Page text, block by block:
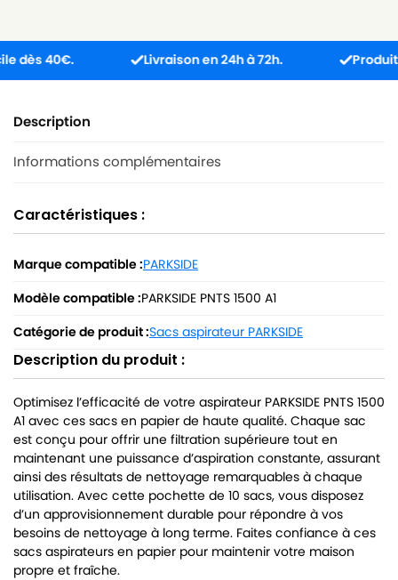
40€. Livraison en 24h à 72h. Produit
Description
Informations complémentaires
Caractéristiques :
Marque compatible :PARKSIDE
Modèle compatible :PARKSIDE PNTS 1500 A1
Catégorie de produit :Sacs aspirateur PARKSIDE
Description du produit :
Optimisez l’efficacité de votre aspirateur PARKSIDE PNTS 1500
A1 avec ces sacs en papier de haute qualité. Chaque sac
est conçu pour offrir une filtration supérieure tout en
maintenant une puissance d’aspiration constante, assurant
ainsi des résultats de nettoyage remarquables à chaque
utilisation. Avec cette pochette de 10 sacs, vous disposez
d’un approvisionnement durable pour répondre à vos
besoins de nettoyage à long terme. Faites confiance à ces
sacs aspirateurs en papier pour maintenir votre maison
propre et fraîche.